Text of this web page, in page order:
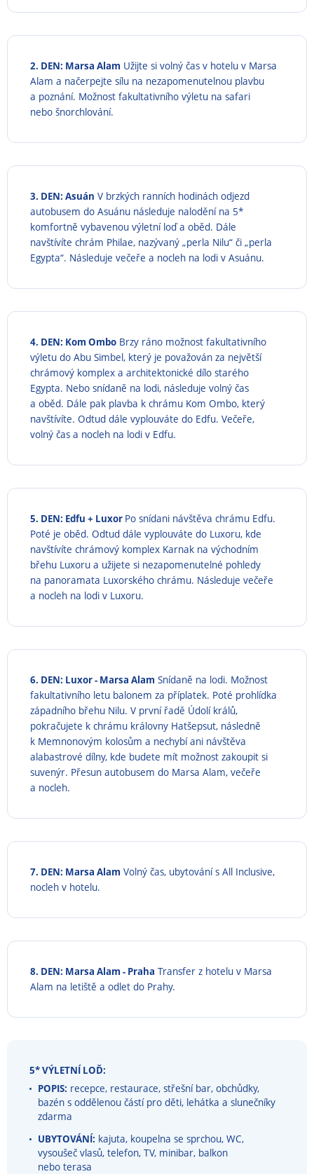
2. DEN: Marsa Alam Užijte si volný čas v hotelu v Marsa
Alam a načerpejte sílu na nezapomenutelnou plavbu
a poznání. Možnost fakultativního výletu na safari
nebo šnorchlování.
3. DEN: Asuán V brzkých ranních hodinách odjezd
autobusem do Asuánu následuje nalodění na 5*
komfortně vybavenou výletní loď a oběd. Dále
navštívíte chrám Philae, nazývaný „perla Nilu“ či „perla
Egypta“. Následuje večeře a nocleh na lodi v Asuánu.
4. DEN: Kom Ombo Brzy ráno možnost fakultativního
výletu do Abu Simbel, který je považován za největší
chrámový komplex a architektonické dílo starého
Egypta. Nebo snídaně na lodi, následuje volný čas
a oběd. Dále pak plavba k chrámu Kom Ombo, který
navštívíte. Odtud dále vyplouváte do Edfu. Večeře,
volný čas a nocleh na lodi v Edfu.
5. DEN: Edfu + Luxor Po snídani návštěva chrámu Edfu.
Poté je oběd. Odtud dále vyplouváte do Luxoru, kde
navštívíte chrámový komplex Karnak na východním
břehu Luxoru a užijete si nezapomenutelné pohledy
na panoramata Luxorského chrámu. Následuje večeře
a nocleh na lodi v Luxoru.
6. DEN: Luxor - Marsa Alam Snídaně na lodi. Možnost
fakultativního letu balonem za příplatek. Poté prohlídka
západního břehu Nilu. V první řadě Údolí králů,
pokračujete k chrámu královny Hatšepsut, následně
k Memnonovým kolosům a nechybí ani návštěva
alabastrové dílny, kde budete mít možnost zakoupit si
suvenýr. Přesun autobusem do Marsa Alam, večeře
a nocleh.
7. DEN: Marsa Alam Volný čas, ubytování s All Inclusive,
nocleh v hotelu.
8. DEN: Marsa Alam - Praha Transfer z hotelu v Marsa
Alam na letiště a odlet do Prahy.
5* VÝLETNÍ LOĎ:
POPIS: recepce, restaurace, střešní bar, obchůdky,
bazén s oddělenou částí pro děti, lehátka a slunečníky
zdarma
UBYTOVÁNÍ: kajuta, koupelna se sprchou, WC,
vysoušeč vlasů, telefon, TV, minibar, balkon
nebo terasa